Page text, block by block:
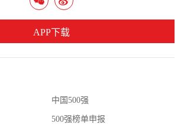
中国500强
500强榜单申报
APP下载